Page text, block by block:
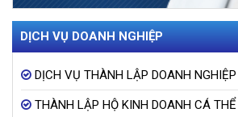
DỊCH VỤ DOANH NGHIỆP
DỊCH VỤ THÀNH LẬP DOANH NGHIỆP
THÀNH LẬP HỘ KINH DOANH CÁ THỂ